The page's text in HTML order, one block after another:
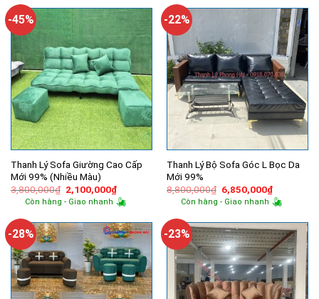
3,480,000₫.
-45%
Thanh Lý Sofa Giường Cao Cấp
Mới 99% (Nhiều Màu)
3,800,000₫ Giá
gốc
là:
2,100,000₫Giá
hiện
tại
2,100,000₫.
Còn hàng - Giao nhanh
-22%
Thanh Lý Bộ Sofa Góc L Bọc Da
Mới 99%
8,800,000₫ Giá
gốc
là:
6,850,000₫Giá
hiện
tại
Còn hàng - Giao nhanh
-28% -23%